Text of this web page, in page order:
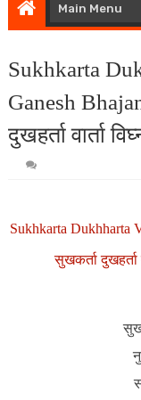
Sukhkarta
Ganesh
दुखहर्ता वार्ता
Sukhkarta Dukhharta
सुखकर्ता दुखहर्ता